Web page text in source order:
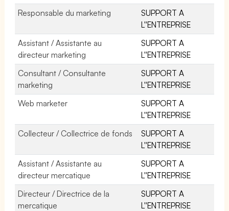
Responsable du marketing
SUPPORT A
L''ENTREPRISE
Assistant / Assistante au
directeur marketing
SUPPORT A
L''ENTREPRISE
Consultant / Consultante
marketing
SUPPORT A
L''ENTREPRISE
Web marketer
SUPPORT A
L''ENTREPRISE
Collecteur / Collectrice de fonds
SUPPORT A
L''ENTREPRISE
Assistant / Assistante au
directeur mercatique
SUPPORT A
L''ENTREPRISE
Directeur / Directrice de la
mercatique
SUPPORT A
L''ENTREPRISE